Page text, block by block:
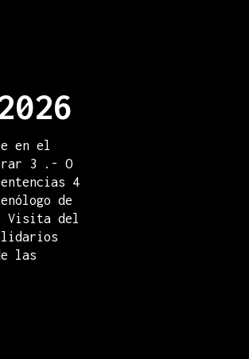
en el
3 .- O
4
de
Visita del
las